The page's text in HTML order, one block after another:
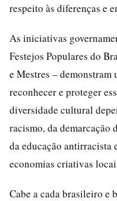
respeito às diferenças e
As iniciativas
Festejos Populares do
e Mestres –
reconhecer e proteger
diversidade cultural
racismo, da demarcação
da educação antirracista
economias criativas
Cabe a cada brasileiro